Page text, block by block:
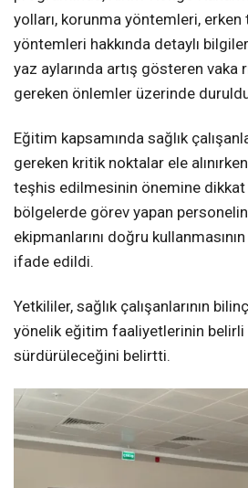
yolları, korunma yöntemleri, erken
yöntemleri hakkında detaylı
yaz aylarında artış gösteren vaka
gereken önlemler üzerinde
Eğitim kapsamında sağlık
gereken kritik noktalar ele
teşhis edilmesinin önemine dikkat
bölgelerde görev yapan
ekipmanlarını doğru
ifade edildi.
Yetkililer, sağlık çalışanlarının
yönelik eğitim faaliyetlerinin belirli
sürdürüleceğini belirtti.